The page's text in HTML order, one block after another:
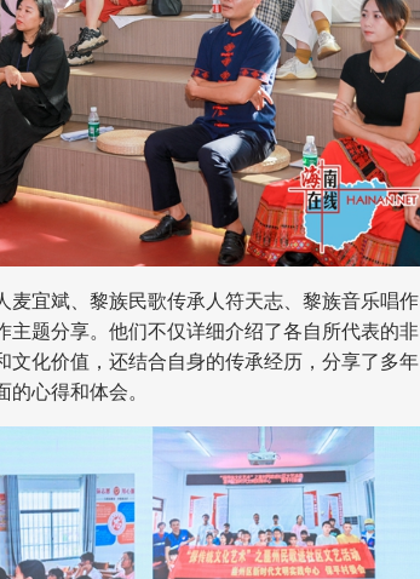
斌、黎族民歌传承人符天志、黎族音乐唱作
主题分享。他们不仅详细介绍了各自所代表的非
文化价值，还结合自身的传承经历，分享了多年
心得和体会。